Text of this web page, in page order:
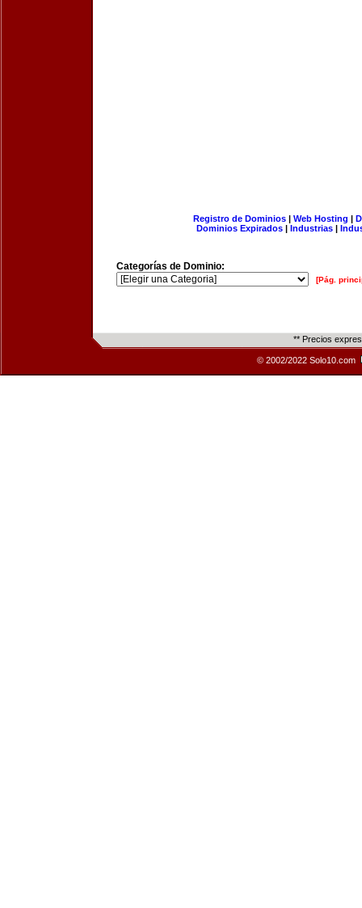
Registro de Dominios| Web Hosting |
Dominios Expirados | Industrias |
Categorías de Dominio:
[Pág.
** Precios
© 2002/2022 Solo10.com